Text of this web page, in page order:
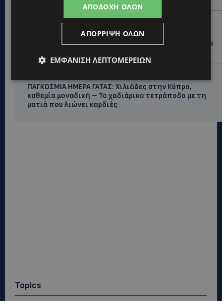
VIBE NEWS
Lidl Better Living Days #summer2026: Ένα μοναδικό
ταξίδι ευεξίας, γεμάτο γεύση, ενέργεια και χαμόγελα
ΠΑΓΚΟΣΜΙΑ ΗΜΕΡΑ ΓΑΤΑΣ: Χιλιάδες στην Κύπρο,
καθεμία μοναδική – Το χαδιάρικο τετράποδο με τη
ματιά που λιώνει καρδιές
Topics
ΑΠΟΔΟΧΉ ΌΛΩΝ
ΑΠΌΡΡΙΨΗ ΌΛΩΝ
ΕΜΦΆΝΙΣΗ ΛΕΠΤΟΜΕΡΕΙΏΝ